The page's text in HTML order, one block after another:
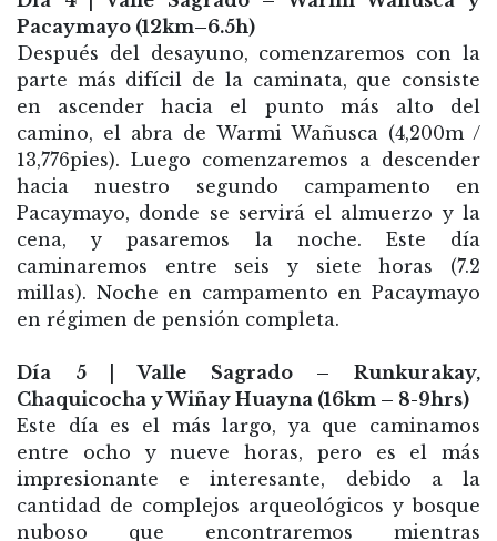
Pacaymayo (12km–6.5h)
Después del desayuno, comenzaremos con la
parte más difícil de la caminata, que consiste
en ascender hacia el punto más alto del
camino, el abra de Warmi Wañusca (4,200m /
13,776pies). Luego comenzaremos a descender
hacia nuestro segundo campamento en
Pacaymayo, donde se servirá el almuerzo y la
cena, y pasaremos la noche. Este día
caminaremos entre seis y siete horas (7.2
millas). Noche en campamento en Pacaymayo
en régimen de pensión completa.
Día 5 | Valle Sagrado – Runkurakay,
Chaquicocha y Wiñay Huayna (16km – 8-9hrs)
Este día es el más largo, ya que caminamos
entre ocho y nueve horas, pero es el más
impresionante e interesante, debido a la
cantidad de complejos arqueológicos y bosque
nuboso que encontraremos mientras